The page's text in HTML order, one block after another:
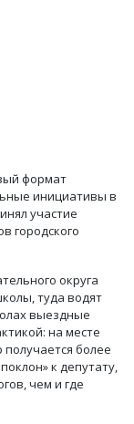
формат
инициативы в
участие
городского
округа
туда водят
выездные
на месте
более
к депутату,
чем и где